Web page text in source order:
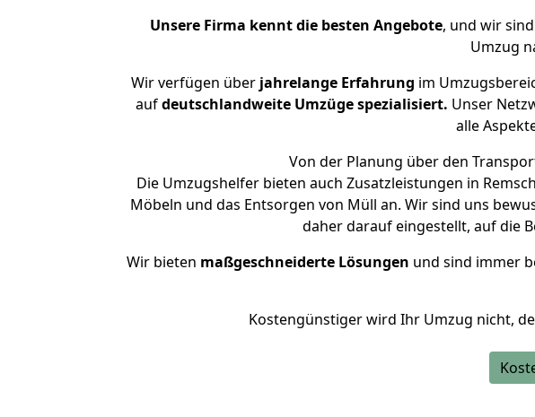
Unsere Firma kennt die besten Angebote, und wir
Umzug
Wir verfügen über jahrelange Erfahrung im
aufdeutschlandweite Umzüge spezialisiert. Unser
alle
Von der Planung über den
Die Umzugshelfer bieten auch Zusatzleistungen in
Möbeln und das Entsorgen von Müll an. Wir sind uns
daher darauf eingestellt, auf die
Wir bieten maßgeschneiderte Lösungen und sind immer
Kostengünstiger wird Ihr Umzug nicht,